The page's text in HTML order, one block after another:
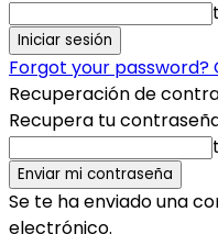
Forgot your password?
Recuperación de
Recupera tu
Se te ha enviado una
electrónico.